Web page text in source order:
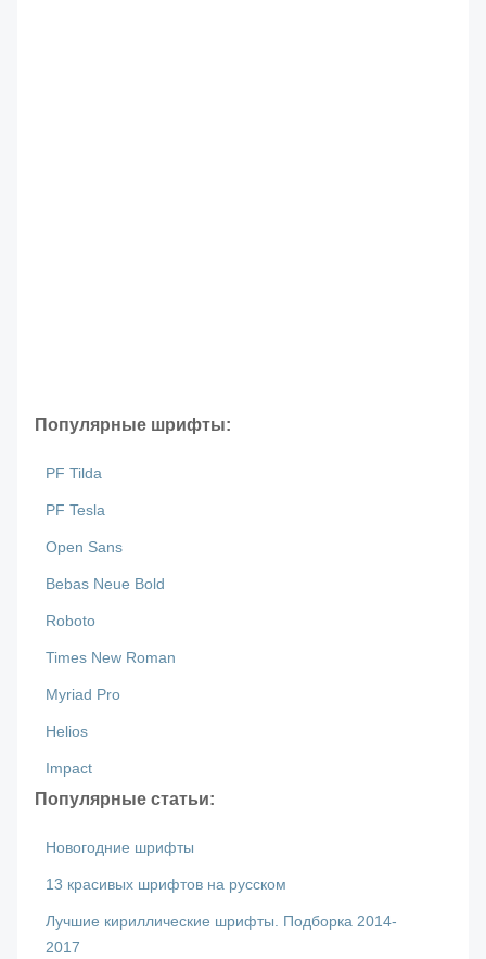
Популярные шрифты:
PF Tilda
PF Tesla
Open Sans
Bebas Neue Bold
Roboto
Times New Roman
Myriad Pro
Helios
Impact
Популярные статьи:
Новогодние шрифты
13 красивых шрифтов на русском
Лучшие кириллические шрифты. Подборка 2014-
2017